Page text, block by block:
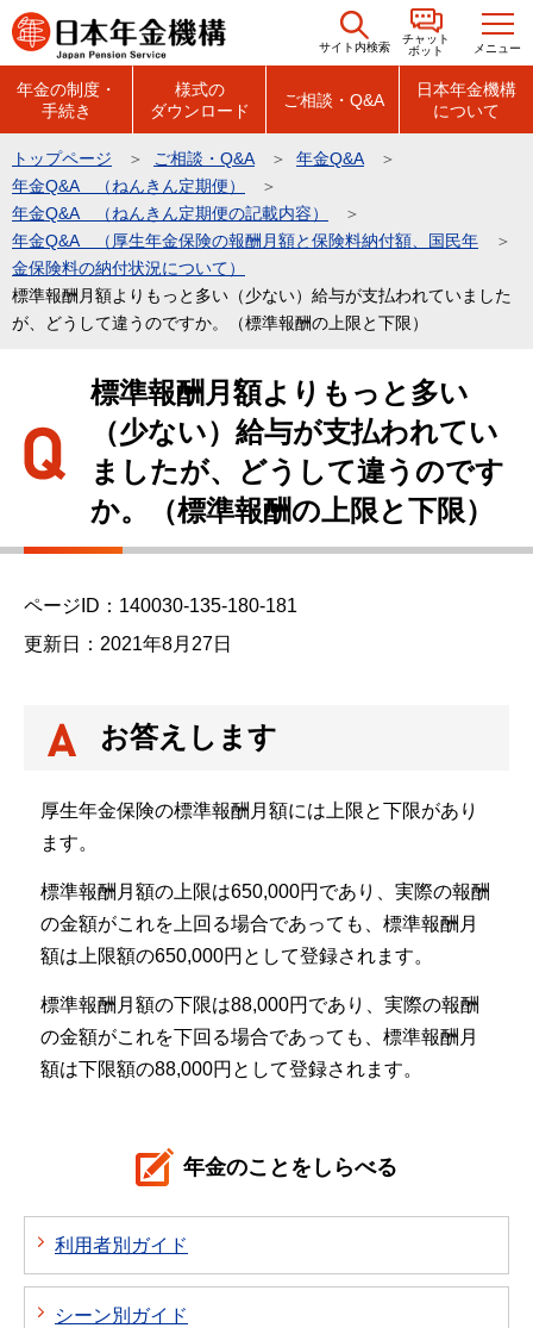
こ
の
の
先
頭
で
す
サイト内検索
チャット
ボット
メニュー
年金の制度・
手続き
様式の
ダウンロード
ご相談・Q&A
日本年金機構
について
トップページ ご相談・Q&A
年金Q&A
年金Q&A （ねんきん定期便）
年金Q&A （ねんきん定期便の記載内容）
年金Q&A （厚生年金保険の報酬月額と保険料納付額、国民年
金保険料の納付状況について）
標準報酬月額よりもっと多い（少ない）給与が支払われていました
が、どうして違うのですか。（標準報酬の上限と下限）
標準報酬月額よりもっと多い
（少ない）給与が支払われてい
ましたが、どうして違うのです
か。（標準報酬の上限と下限）
ページID：140030-135-180-181
更新日：2021年8月27日
お答えします
厚生年金保険の標準報酬月額には上限と下限があり
ます。
標準報酬月額の上限は650,000円であり、実際の報酬
の金額がこれを上回る場合であっても、標準報酬月
額は上限額の650,000円として登録されます。
標準報酬月額の下限は88,000円であり、実際の報酬
の金額がこれを下回る場合であっても、標準報酬月
額は下限額の88,000円として登録されます。
年金のことをしらべる
利用者別ガイド
シーン別ガイド